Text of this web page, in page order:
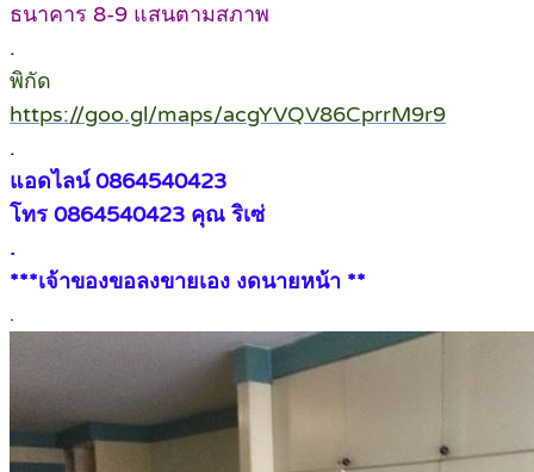
ธนาคาร 8-9 แสนตามสภาพ
.
พิกัด
https://goo.gl/maps/acgYVQV86CprrM9r9
.
แอดไลน์ 0864540423
โทร 0864540423 คุณ ริเซ่
.
***เจ้าของขอลงขายเอง งดนายหน้า **
.